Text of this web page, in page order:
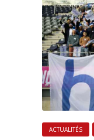
ACTUALITÉS